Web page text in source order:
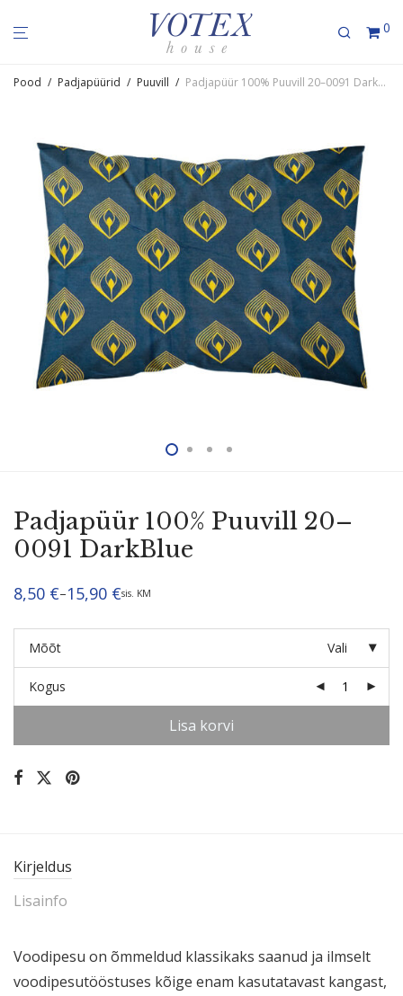
0
Pood / Padjapüürid / Puuvill / Padjapüür 100% Puuvill 20–0091 DarkBlue
Padjapüür 100% Puuvill 20–
0091 DarkBlue
8,50 €–15,90 €
Hinnavahemik: sis. KM
Mõõt Vali
Kogus
Lisa korvi
Kirjeldus
Lisainfo
Voodipesu on õmmeldud klassikaks saanud ja ilmselt
voodi­pe­su­töös­tuses kõige enam kasuta­tavast kangast,